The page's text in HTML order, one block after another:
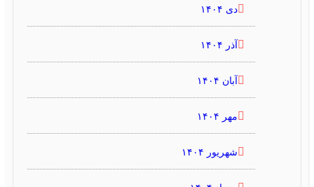
آبان ۱۴۰۴
مهر ۱۴۰۴
شهریور ۱۴۰۴